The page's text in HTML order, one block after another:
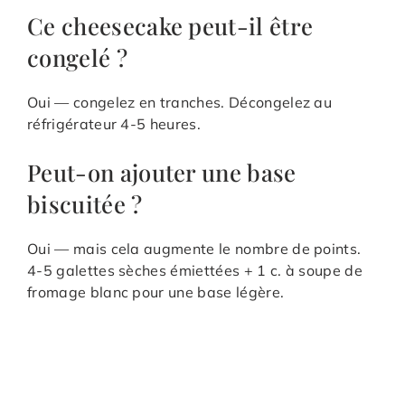
Ce cheesecake peut-il être
congelé ?
Oui — congelez en tranches. Décongelez au
réfrigérateur 4-5 heures.
Peut-on ajouter une base
biscuitée ?
Oui — mais cela augmente le nombre de points.
4-5 galettes sèches émiettées + 1 c. à soupe de
fromage blanc pour une base légère.